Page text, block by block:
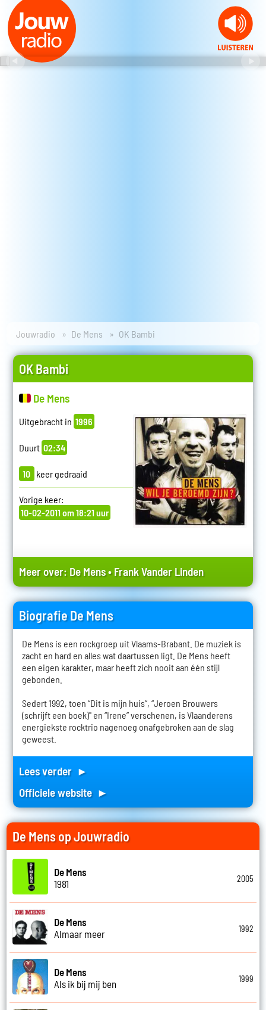
Jouwradio De Mens OK Bambi
OK Bambi
De Mens
Uitgebracht in 1996
Duurt 02:34
10 keer gedraaid
Vorige keer:
10-02-2011 om 18:21 uur
Meer over: De Mens•Frank Vander Linden
Biografie De Mens
De Mens is een rockgroep uit Vlaams-Brabant. De muziek is
zacht en hard en alles wat daartussen ligt. De Mens heeft
een eigen karakter, maar heeft zich nooit aan één stijl
gebonden.
Sedert 1992, toen “Dit is mijn huis”, “Jeroen Brouwers
(schrijft een boek)" en “Irene” verschenen, is Vlaanderens
energiekste rocktrio nagenoeg onafgebroken aan de slag
geweest.
Lees verder ►
Officiele website ►
De Mens op Jouwradio
De Mens
1981
2005
De Mens
Almaar meer
1992
De Mens
Als ik bij mij ben
1999